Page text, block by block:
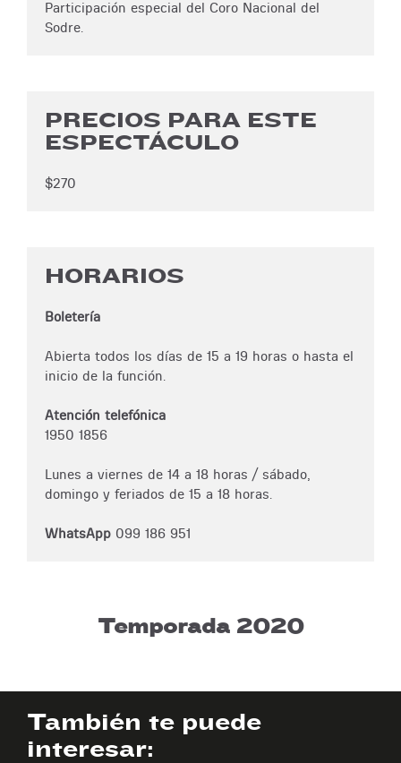
Participación especial del Coro Nacional del
Sodre.
PRECIOS PARA ESTE
ESPECTÁCULO
$270
HORARIOS
Boletería
Abierta todos los días de 15 a 19 horas o hasta el
inicio de la función.
Atención telefónica
1950 1856
Lunes a viernes de 14 a 18 horas / sábado,
domingo y feriados de 15 a 18 horas.
WhatsApp 099 186 951
Temporada 2020
También te puede
interesar: